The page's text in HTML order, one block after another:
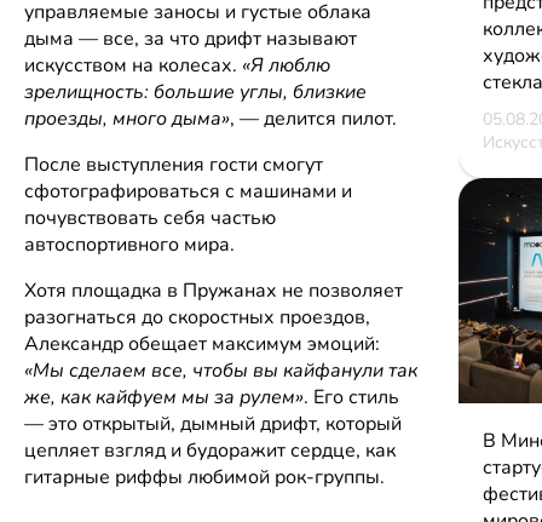
управляемые заносы и густые облака
дыма — все, за что дрифт называют
искусством на колесах. «Я люблю
зрелищность: большие углы, близкие
проезды, много дыма», — делится пилот.
После выступления гости смогут
сфотографироваться с машинами и
почувствовать себя частью
автоспортивного мира.
Хотя площадка в Пружанах не позволяет
разогнаться до скоростных проездов,
Александр обещает максимум эмоций:
«Мы сделаем все, чтобы вы кайфанули так
же, как кайфуем мы за рулем». Его стиль
— это открытый, дымный дрифт, который
цепляет взгляд и будоражит сердце, как
гитарные риффы любимой рок-группы.
стекла
В